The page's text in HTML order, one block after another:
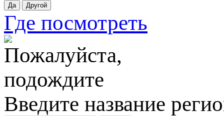
Где посмотреть
Введите название